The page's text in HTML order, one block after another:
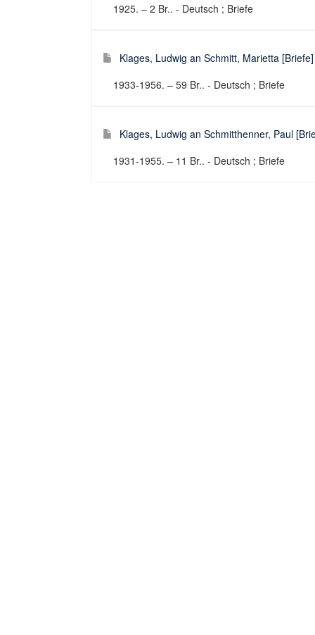
1925. – 2 Br.. - Deutsch ; Briefe
Klages, Ludwig an Schmitt, Marietta [Briefe]
1933-1956. – 59 Br.. - Deutsch ; Briefe
Klages, Ludwig an Schmitthenner, Paul
1931-1955. – 11 Br.. - Deutsch ; Briefe